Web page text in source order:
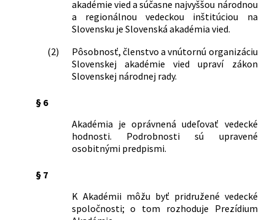
akadémie vied a súčasne najvyššou národnou
a regionálnou vedeckou inštitúciou na
Slovensku je Slovenská akadémia vied.
(2)
Pôsobnosť, členstvo a vnútornú organizáciu
Slovenskej akadémie vied upraví zákon
Slovenskej národnej rady.
§ 6
Akadémia je oprávnená udeľovať vedecké
hodnosti. Podrobnosti sú upravené
osobitnými predpismi.
§ 7
K Akadémii môžu byť pridružené vedecké
spoločnosti; o tom rozhoduje Prezídium